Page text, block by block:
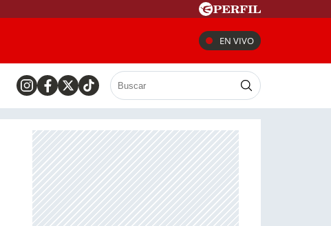
EN VIVO